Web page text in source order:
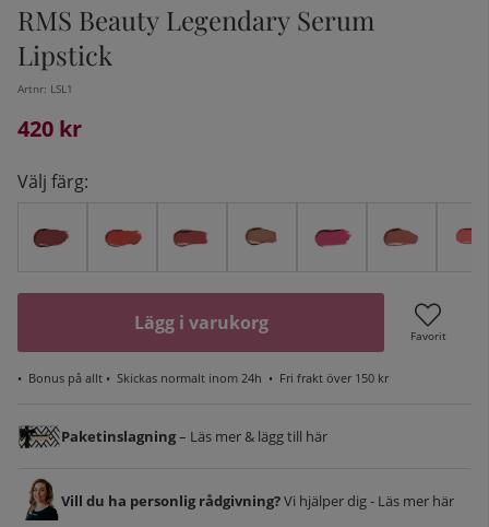
RMS Beauty Legendary Serum
Lipstick
Artnr: LSL1
420 kr
Välj färg:
Lägg i varukorg
Favorit
• Bonus på allt • Skickas normalt inom 24h • Fri frakt över 150 kr
Paketinslagning– Läs mer & lägg till här
Vill du ha personlig rådgivning?Vi hjälper dig - Läs mer här